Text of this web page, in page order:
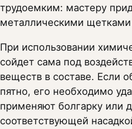
трудоемким: мастеру
металлическими
При использовании
сойдет сама под
веществ в составе. Если
пятно, его необходимо
применяют болгарку или
соответствующей